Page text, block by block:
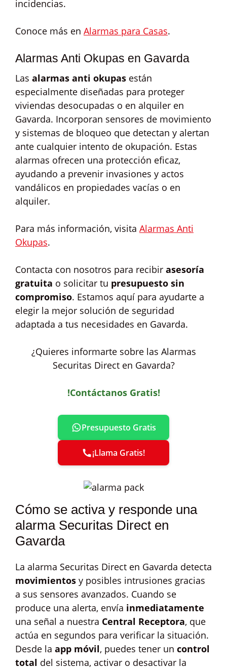
incidencias.
Conoce más en Alarmas para Casas.
Alarmas Anti Okupas en Gavarda
Las alarmas anti okupas están
especialmente diseñadas para proteger
viviendas desocupadas o en alquiler en
Gavarda. Incorporan sensores de movimiento
y sistemas de bloqueo que detectan y alertan
ante cualquier intento de okupación. Estas
alarmas ofrecen una protección eficaz,
ayudando a prevenir invasiones y actos
vandálicos en propiedades vacías o en
alquiler.
Para más información, visita Alarmas Anti
Okupas.
Contacta con nosotros para recibir asesoría
gratuita o solicitar tu presupuesto sin
compromiso. Estamos aquí para ayudarte a
elegir la mejor solución de seguridad
adaptada a tus necesidades en Gavarda.
¿Quieres informarte sobre las Alarmas
Securitas Direct en Gavarda?
!Contáctanos Gratis!
Presupuesto Gratis
¡Llama Gratis!
Cómo se activa y responde una
alarma Securitas Direct en
Gavarda
La alarma Securitas Direct en Gavarda detecta
movimientos y posibles intrusiones gracias
a sus sensores avanzados. Cuando se
produce una alerta, envía inmediatamente
una señal a nuestra Central Receptora, que
actúa en segundos para verificar la situación.
Desde la app móvil, puedes tener un control
total del sistema, activar o desactivar la